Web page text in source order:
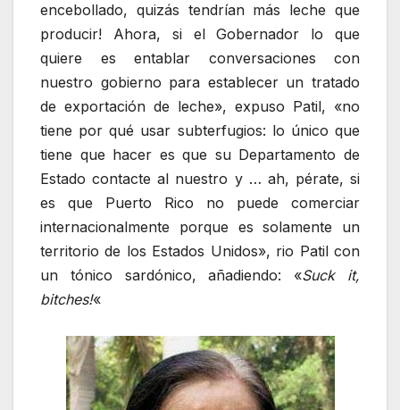
encebollado, quizás tendrían más leche que
producir! Ahora, si el Gobernador lo que
quiere es entablar conversaciones con
nuestro gobierno para establecer un tratado
de exportación de leche», expuso Patil, «no
tiene por qué usar subterfugios: lo único que
tiene que hacer es que su Departamento de
Estado contacte al nuestro y … ah, pérate, si
es que Puerto Rico no puede comerciar
internacionalmente porque es solamente un
territorio de los Estados Unidos», rio Patil con
un tónico sardónico, añadiendo: «Suck it,
bitches!«